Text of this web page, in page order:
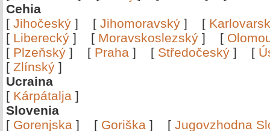
Cehia
[ Jihočeský ] [ Jihomoravský ] [
[ Liberecký ] [ Moravskoslezský ] [
[ Plzeňský ] [ Praha ] [ Středočeský ] [
[ Zlínský ]
Ucraina
[ Kárpátalja ]
Slovenia
[ Gorenjska ] [ Goriška ] [ Jugovzhodna